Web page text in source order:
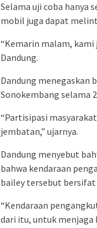
Selama uji coba hanya
mobil juga dapat
“Kemarin malam, kami
Dandung.
Dandung menegaskan
Sonokembang selama
“Partisipasi
jembatan,” ujarnya.
Dandung menyebut
bahwa kendaraan
bailey tersebut
“Kendaraan
dari itu, untuk menjaga